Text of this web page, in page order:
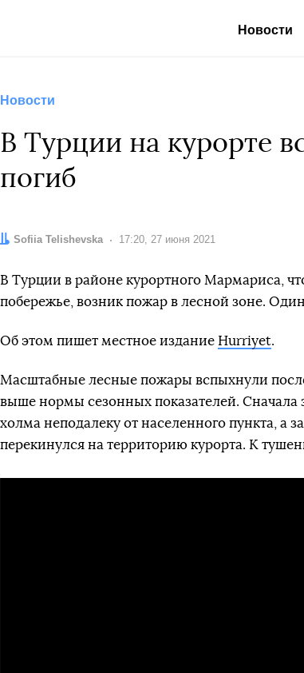
Новости
Новости
В Турции на курорте
погиб
Автор:
Sofiia Telishevska Дата:
17:20, 27 июня 2021
В Турции в районе курортного Мармариса,
побережье, возник пожар в лесной зоне.
Об этом пишет местное издание Hurriyet.
Масштабные лесные пожары вспыхнули
выше нормы сезонных показателей. Сначала
холма неподалеку от населенного пункта, а
перекинулся на территорию курорта. К